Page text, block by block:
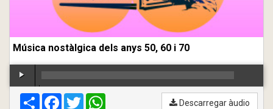
Música nostàlgica dels anys 50, 60 i 70
00:00/ 00:00
CompartirFacebook
Twitter Descarregar àudio